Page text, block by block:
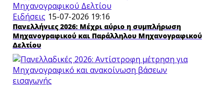
Ειδήσεις 15-07-2026 19:16
Πανελλήνιες 2026: Μέχρι αύριο η συμπλήρωση
Μηχανογραφικού και Παράλληλου Μηχανογραφικού
Δελτίου